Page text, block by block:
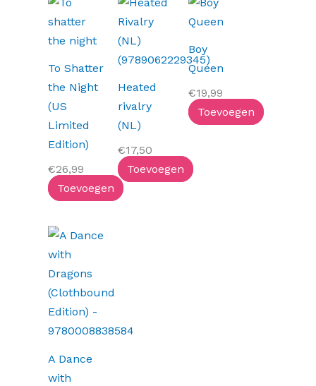
To Shatter
the Night
(US
Limited
Edition)
€26,99
Toevoegen
Heated
rivalry
(NL)
€17,50
Toevoegen
Boy
Queen
€19,99
Toevoegen
A Dance
with